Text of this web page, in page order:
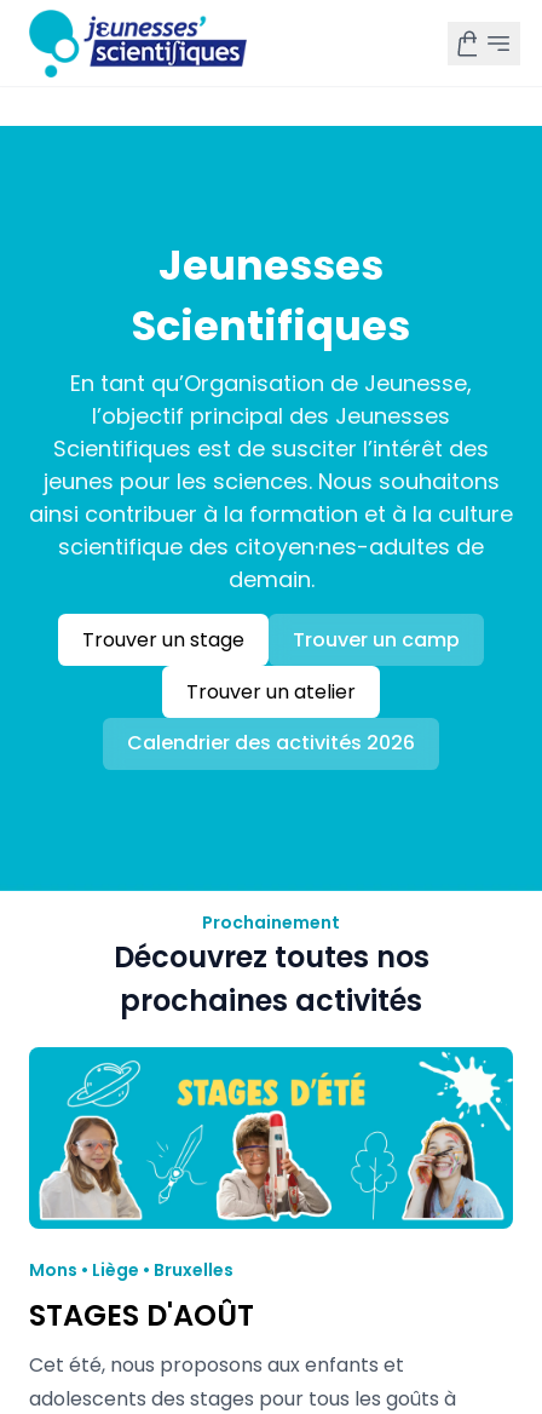
Jeunesses
Scientifiques
En tant qu’Organisation de Jeunesse,
l’objectif principal des Jeunesses
Scientifiques est de susciter l’intérêt des
jeunes pour les sciences. Nous souhaitons
ainsi contribuer à la formation et à la culture
scientifique des citoyen·nes-adultes de
demain.
Trouver un stage
Trouver un camp
Trouver un atelier
Calendrier des activités 2026
Prochainement
Découvrez toutes nos
prochaines activités
Mons • Liège • Bruxelles
STAGES D'AOÛT
Cet été, nous proposons aux enfants et
adolescents des stages pour tous les goûts à